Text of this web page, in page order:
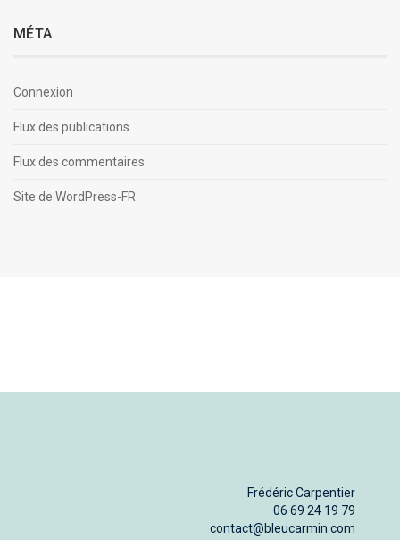
MÉTA
Connexion
Flux des publications
Flux des commentaires
Site de WordPress-FR
Frédéric Carpentier
06 69 24 19 79
contact@bleucarmin.com